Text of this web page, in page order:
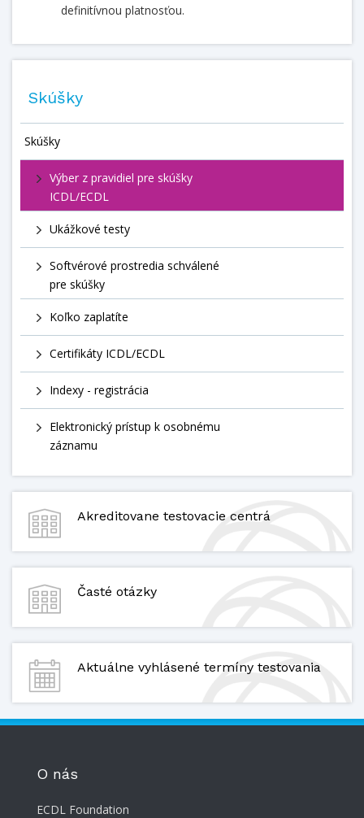
definitívnou platnosťou.
Skúšky
Skúšky
Výber z pravidiel pre skúšky
ICDL/ECDL
Ukážkové testy
Softvérové prostredia schválené
pre skúšky
Koľko zaplatíte
Certifikáty ICDL/ECDL
Indexy - registrácia
Elektronický prístup k osobnému
záznamu
Akreditovane testovacie centrá
Časté otázky
Aktuálne vyhlásené termíny testovania
O nás
ECDL Foundation